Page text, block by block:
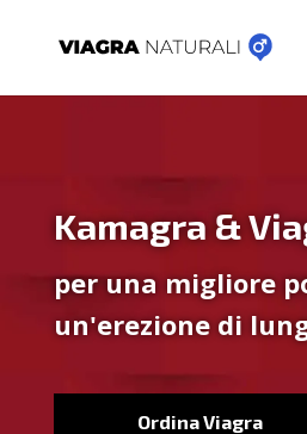
Kamagra &
per una migliore
un'erezione di
Ordina Viagra